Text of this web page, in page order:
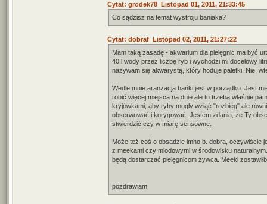
Cytat: grodek78 Listopad 01, 2011, 21:33:45
Co sądzisz na temat wystroju baniaka?
Cytat: dobraf Listopad 02, 2011, 21:27:22
Mam taką zasadę - akwarium dla pielęgnic ma być
40 l wody przez liczbę ryb i wychodzi mi docelowy
nazywam się akwarystą, który hoduje paletki. Nie,
Wedle mnie aranżacja bańki jest w porządku. Jest
robić więcej miejsca na dnie ale tu trzeba właśnie
kryjówkami, aby ryby mogły wziąć "rozbieg" ale
obserwować i korygować. Jestem zdania, że Ty
stwierdzić czy w miarę sensowne.
Może też coś o obsadzie imho b. dobra, oczywiście
z meekami czy miodowymi w środowisku
będą dostarczać pielęgnicom żywca. Meeki
pozdrawiam